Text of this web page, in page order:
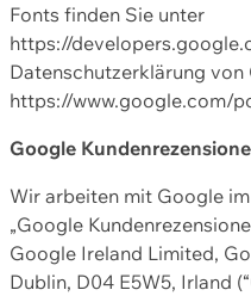
Fonts finden Sie unter
https://
Datenschutzerklärung von
https://www.google.com/
Google
Wir arbeiten mit Google
„Google
Google Ireland Limited,
Dublin, D04 E5W5, Irland